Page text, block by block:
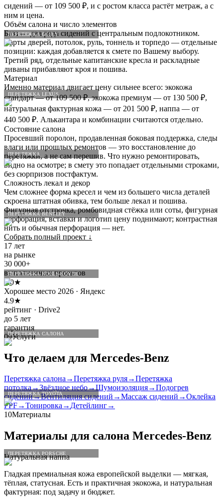
ПЕРЕТЯЖКА GEELY
ПЕРЕТЯЖКА LEXUS
ПЕРЕТЯЖКА
ПЕРЕТЯЖКА BENTLEY
ПЕРЕТЯЖКА ROLLS-ROYCE
ПЕРЕТЯЖКА САЛОНА
ПЕРЕТЯЖКА TOYOTA
ПЕРЕТЯЖКА PORSCHE
сидений — от 109 500 ₽, и с ростом класса растёт метраж, а с
ним и цена.
Объём салона и число элементов
База — два ряда сидений с центральным подлокотником.
Карты дверей, потолок, руль, тоннель и торпедо — отдельные
позиции: каждая добавляется к смете по Вашему выбору.
Третий ряд, отдельные капитанские кресла и раскладные
диваны прибавляют кроя и пошива.
Материал
Именно материал двигает цену сильнее всего: экокожа
стандарт — от 109 500 ₽, экокожа премиум — от 130 500 ₽,
натуральная фактурная кожа — от 201 500 ₽, наппа — от
440 500 ₽. Алькантара и комбинации считаются отдельно.
Состояние салона
Просевший поролон, продавленная боковая поддержка, следы
влаги или прошлых ремонтов — это восстановление до
перетяжки, а не сам перешив. Что нужно ремонтировать,
видно на осмотре; в смету это попадает отдельными строками,
без сюрпризов постфактум.
Сложность лекал и декор
Чем сложнее форма кресел и чем из большего числа деталей
скроена штатная обивка, тем больше лекал и пошива.
Фигурная отстрочка, ромбовидная стёжка или соты, фигурная
перфорация, вставки и логотип цену поднимают; контрастная
нить и обычная перфорация — нет.
Собрать полный проект ↓
17 лет
на рынке
30 000+
выполненных проектов
5.0★
Хорошее место 2026 · Яндекс
4.9★
рейтинг · Drive2
до 5 лет
гарантия
09Услуги
Что делаем для Mercedes-Benz
Перетяжка салона→Перетяжка руля→Перетяжка
потолка→Звёздное небо→Шумоизоляция→Подогрев
сидений→Вентиляция сидений →Массаж сидений →Оклейка
PPF→Тонировка→Детейлинг→
10Материалы
Материалы для салона Mercedes-Benz
Натуральная наппа
Гладкая премиальная кожа европейской выделки — мягкая,
тёплая, статусная. Есть и практичная экокожа, и натуральная
фактурная: под задачу и бюджет.